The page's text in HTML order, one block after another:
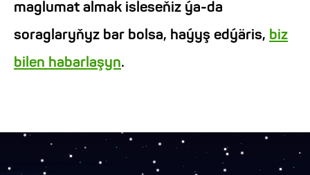
maglumat almak isleseňiz ýa-da
soraglaryňyz bar bolsa, haýyş edýäris, biz
bilen habarlaşyn.